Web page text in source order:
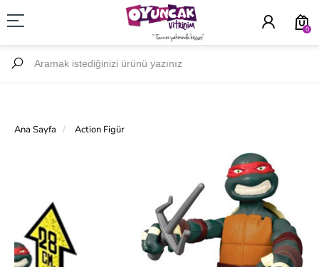
0
Ana Sayfa Action Figür